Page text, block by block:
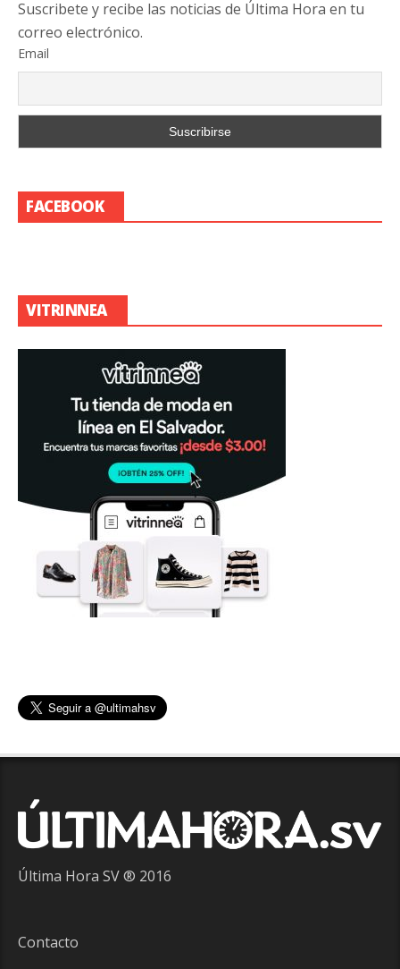
Suscribete y recibe las noticias de Última Hora en tu
correo electrónico.
Email
FACEBOOK
VITRINNEA
Última Hora SV ® 2016
Contacto